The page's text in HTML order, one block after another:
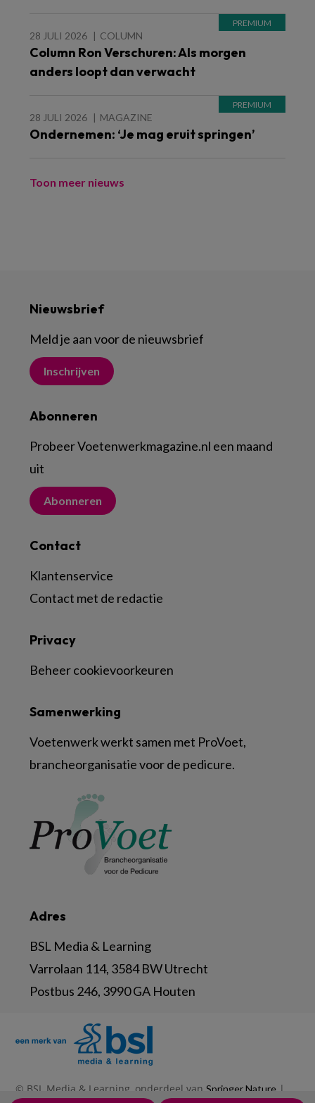
28 JULI 2026 COLUMN
Column Ron Verschuren: Als morgen
anders loopt dan verwacht
28 JULI 2026 MAGAZINE
Ondernemen: ‘Je mag eruit springen’
Toon meer nieuws
Nieuwsbrief
Meld je aan voor de nieuwsbrief
Inschrijven
Abonneren
Probeer Voetenwerkmagazine.nl een maand
uit
Abonneren
Contact
Klantenservice
Contact met de redactie
Adres
BSL Media & Learning
Varrolaan 114, 3584 BW Utrecht
Postbus 246, 3990 GA Houten
Samenwerking
Voetenwerk werkt samen met ProVoet,
brancheorganisatie voor de pedicure.
Privacy
Beheer cookievoorkeuren
© BSL Media & Learning, onderdeel van Springer Nature |